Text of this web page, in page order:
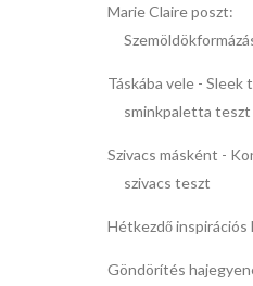
Marie Claire poszt:
Táskába vele - Sleek
sminkpaletta teszt
Szivacs másként -
szivacs teszt
Hétkezdő inspirációs
Göndörítés